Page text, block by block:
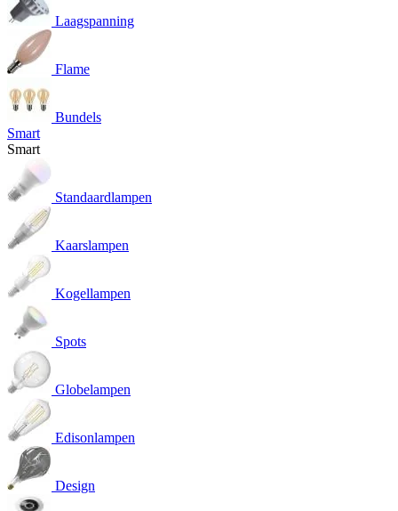
Laagspanning
Flame
Bundels
Smart
Smart
Standaardlampen
Kaarslampen
Kogellampen
Spots
Globelampen
Edisonlampen
Design